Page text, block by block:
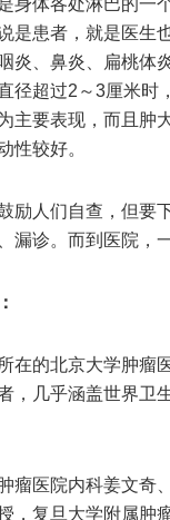
体各处淋巴的一个
是患者，就是医生
炎、鼻炎、扁桃体
径超过2～3厘米时
主要表现，而且肿
性较好。
人们自查，但要下
漏诊。而到医院，
在的北京大学肿瘤
，几乎涵盖世界卫
医院内科姜文奇、
，复旦大学附属肿